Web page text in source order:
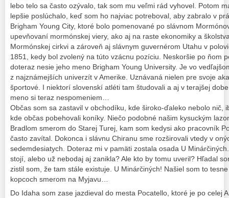
lebo telo sa často ozývalo, tak som mu veľmi rád vyhovel. Potom
lepšie poslúchalo, keď som ho najviac potreboval, aby zabralo v
Brigham Young City, ktoré bolo pomenované po slávnom
upevňovaní mormónskej viery, ako aj na raste ekonomiky a
Mormónskej cirkvi a zároveň aj slávnym guvernérom Utahu v
1851, kedy bol zvolený na túto vzácnu pozíciu. Neskoršie po ňom
doteraz nesie jeho meno Brigham Young University. Je vo
z najznámejších univerzít v Amerike. Uznávaná nielen pre svoje
športové. I niektorí slovenskí atléti tam študovali a aj v terajšej
meno si teraz nespomeniem…
Občas som sa zastavil v obchodíku, kde široko-ďaleko nebolo nič,
kde občas pobehovali koníky. Niečo podobné našim kysuckým
Bradlom smerom do Starej Turej, kam som kedysi ako pracovník
často zavítal. Dokonca i slávnu Chiranu sme rozširovali vtedy v
sedemdesiatych. Doteraz mi v pamäti zostala osada U
stojí, alebo už nebodaj aj zanikla? Ale kto by tomu uveril? Hľadal
zistil som, že tam stále existuje. U Minárčiných! Našiel som to
kopcoch smerom na Myjavu…
Do Idaha som zase jazdieval do mesta Pocatello, ktoré je po celej